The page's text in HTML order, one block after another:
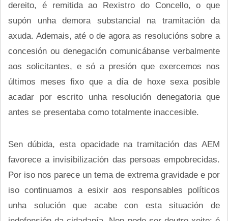
dereito, é remitida ao Rexistro do Concello, o que
supón unha demora substancial na tramitación da
axuda. Ademais, até o de agora as resolucións sobre a
concesión ou denegación comunicábanse verbalmente
aos solicitantes, e só a presión que exercemos nos
últimos meses fixo que a día de hoxe sexa posible
acadar por escrito unha resolución denegatoria que
antes se presentaba como totalmente inaccesible.
Sen dúbida, esta opacidade na tramitación das AEM
favorece a invisibilización das persoas empobrecidas.
Por iso nos parece un tema de extrema gravidade e por
iso continuamos a esixir aos responsables políticos
unha solución que acabe con esta situación de